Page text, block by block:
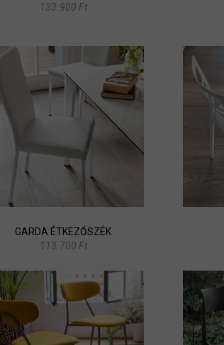
133.900 Ft
GARDA ÉTKEZŐSZÉK
113.700 Ft